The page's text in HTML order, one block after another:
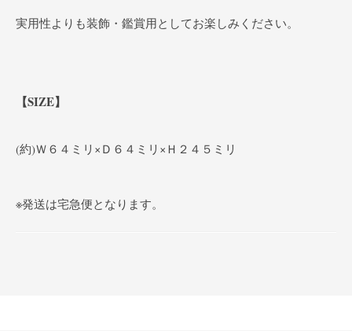
実用性よりも装飾・鑑賞用としてお楽しみください。
【SIZE】
(約)Ｗ６４ミリ×Ｄ６４ミリ×Ｈ２４５ミリ
※発送は宅急便となります。